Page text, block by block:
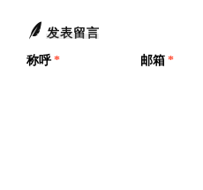
发表留言
称呼 * 邮箱 *